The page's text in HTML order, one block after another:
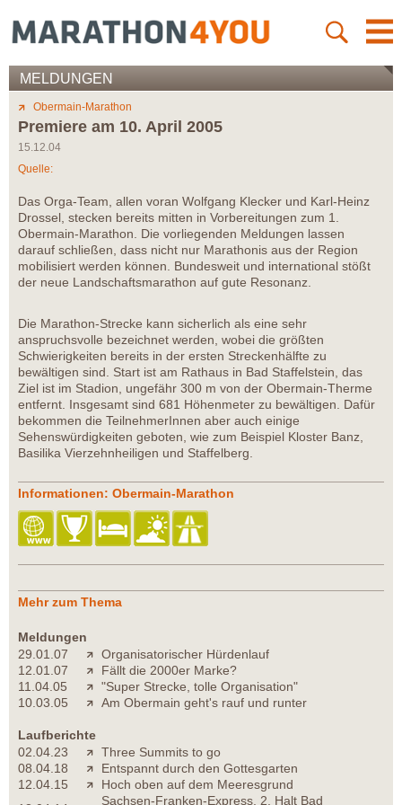
MELDUNGEN
Obermain-Marathon
Premiere am 10. April 2005
15.12.04
Quelle:
Das Orga-Team, allen voran Wolfgang Klecker und Karl-Heinz
Drossel, stecken bereits mitten in Vorbereitungen zum 1.
Obermain-Marathon. Die vorliegenden Meldungen lassen
darauf schließen, dass nicht nur Marathonis aus der Region
mobilisiert werden können. Bundesweit und international stößt
der neue Landschaftsmarathon auf gute Resonanz.
Die Marathon-Strecke kann sicherlich als eine sehr
anspruchsvolle bezeichnet werden, wobei die größten
Schwierigkeiten bereits in der ersten Streckenhälfte zu
bewältigen sind. Start ist am Rathaus in Bad Staffelstein, das
Ziel ist im Stadion, ungefähr 300 m von der Obermain-Therme
entfernt. Insgesamt sind 681 Höhenmeter zu bewältigen. Dafür
bekommen die TeilnehmerInnen aber auch einige
Sehenswürdigkeiten geboten, wie zum Beispiel Kloster Banz,
Basilika Vierzehnheiligen und Staffelberg.
Informationen: Obermain-Marathon
Mehr zum Thema
Meldungen
29.01.07
Organisatorischer Hürdenlauf
12.01.07
Fällt die 2000er Marke?
11.04.05
"Super Strecke, tolle Organisation"
10.03.05
Am Obermain geht's rauf und runter
Laufberichte
02.04.23
Three Summits to go
08.04.18
Entspannt durch den Gottesgarten
12.04.15
Hoch oben auf dem Meeresgrund
Sachsen-Franken-Express, 2. Halt Bad